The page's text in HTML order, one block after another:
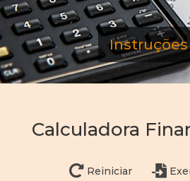
Instruções
Calculadora
Reiniciar